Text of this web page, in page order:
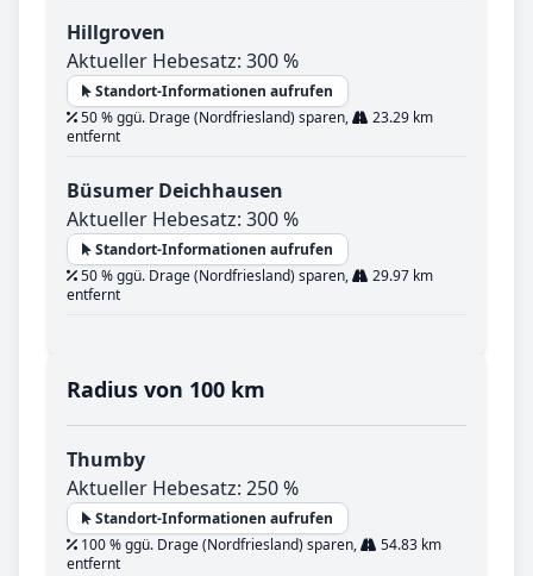
Hillgroven
Aktueller Hebesatz: 300 %
Standort-Informationen aufrufen
50 % ggü. Drage (Nordfriesland) sparen,
23.29 km
entfernt
Büsumer Deichhausen
Aktueller Hebesatz: 300 %
Standort-Informationen aufrufen
50 % ggü. Drage (Nordfriesland) sparen,
29.97 km
entfernt
Radius von 100 km
Thumby
Aktueller Hebesatz: 250 %
Standort-Informationen aufrufen
100 % ggü. Drage (Nordfriesland) sparen,
54.83 km
entfernt